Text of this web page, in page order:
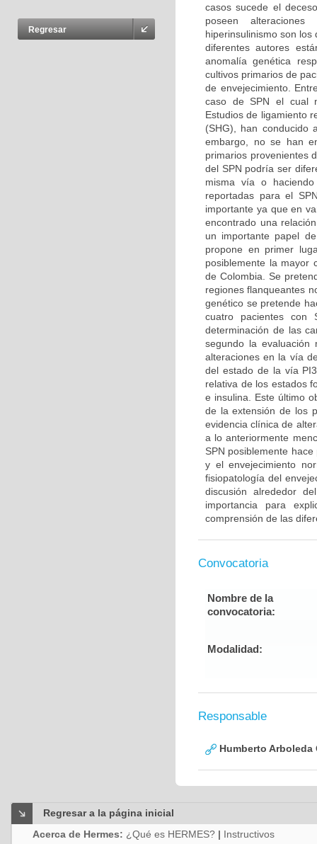
Regresar
casos sucede el
poseen alteraciones
hiperinsulinismo son
diferentes autores
anomalía genética
cultivos primarios de
de envejecimiento.
caso de SPN el cual
Estudios de ligamiento
(SHG), han conducido
embargo, no se han
primarios provenientes
del SPN podría ser
misma vía o
reportadas para el
importante ya que en
encontrado una
un importante papel
propone en primer
posiblemente la mayor
de Colombia. Se
regiones flanqueantes
genético se pretende
cuatro pacientes con
determinación de las
segundo la evaluación
alteraciones en la vía
del estado de la vía
relativa de los estados
e insulina. Este último
de la extensión de los
evidencia clínica de
a lo anteriormente
SPN posiblemente
y el envejecimiento
fisiopatología del
discusión alrededor
importancia para
comprensión de las
Convocatoria
Nombre de la
convocatoria:
Modalidad:
Responsable
Humberto Arboleda
Regresar a la página inicial
Acerca de Hermes: ¿Qué es HERMES? | Instructivos